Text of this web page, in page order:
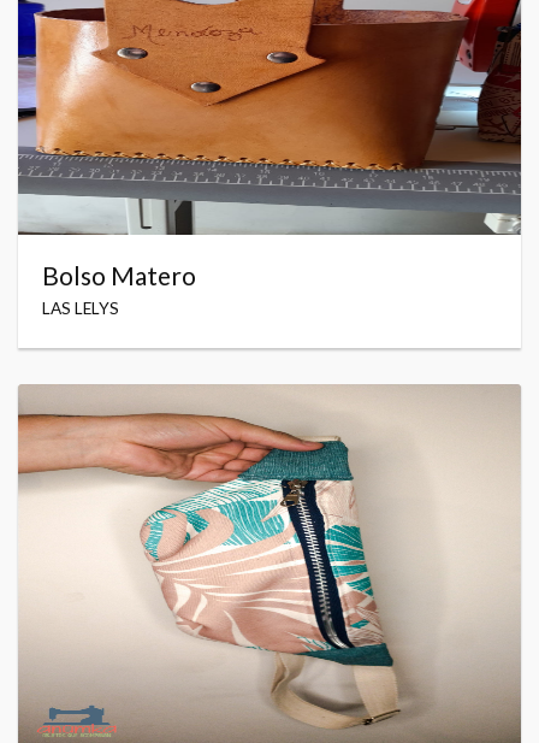
Bolso Matero
LAS LELYS